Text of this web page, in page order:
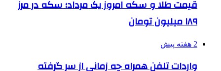
قیمت طلا و سکه امروز یک مرداد؛ سکه در مرز
۱۸۹ میلیون تومان
2 هفته پیش
واردات تلفن همراه چه زمانی از سر گرفته